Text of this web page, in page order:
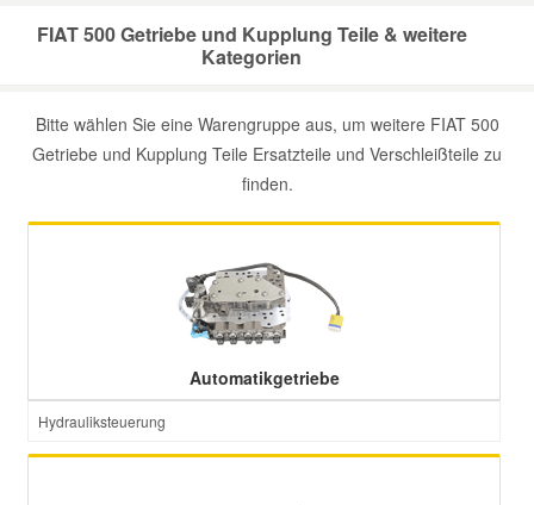
FIAT 500 Getriebe und Kupplung Teile & weitere
Kategorien
Bitte wählen Sie eine Warengruppe aus, um weitere FIAT 500
Getriebe und Kupplung Teile Ersatzteile und Verschleißteile zu
finden.
Automatikgetriebe
Hydrauliksteuerung
Mazda Ersatzteile
Mini Ersatzteile
Mitsubishi Ersatzteile
Nissan Ersatzteile
Porsche Ersatzteile
Seat Ersatzteile